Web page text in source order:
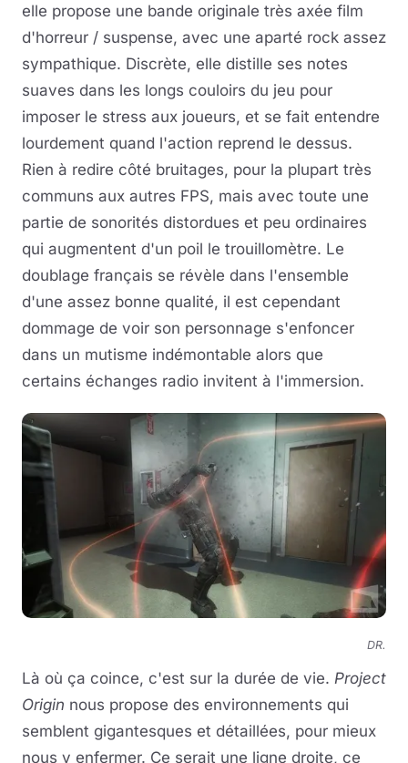
elle propose une bande originale très axée film
d'horreur / suspense, avec une aparté rock assez
sympathique. Discrète, elle distille ses notes
suaves dans les longs couloirs du jeu pour
imposer le stress aux joueurs, et se fait entendre
lourdement quand l'action reprend le dessus.
Rien à redire côté bruitages, pour la plupart très
communs aux autres FPS, mais avec toute une
partie de sonorités distordues et peu ordinaires
qui augmentent d'un poil le trouillomètre. Le
doublage français se révèle dans l'ensemble
d'une assez bonne qualité, il est cependant
dommage de voir son personnage s'enfoncer
dans un mutisme indémontable alors que
certains échanges radio invitent à l'immersion.
DR.
Là où ça coince, c'est sur la durée de vie. Project
Origin nous propose des environnements qui
semblent gigantesques et détaillées, pour mieux
nous y enfermer. Ce serait une ligne droite, ce